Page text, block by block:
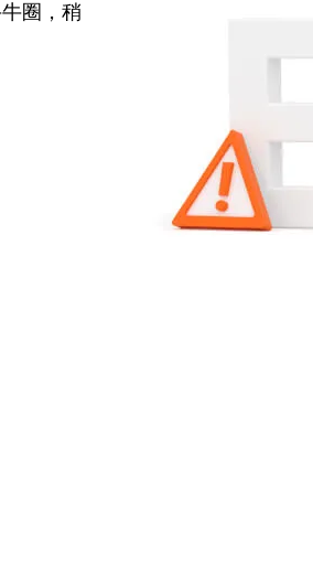
圈，稍